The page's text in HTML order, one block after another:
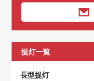
提灯一覧
長型提灯